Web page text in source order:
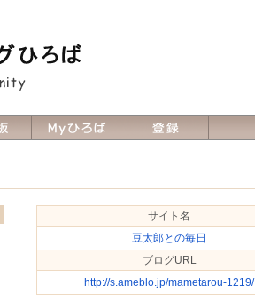
サイト名
豆太郎との毎日
ブログURL
http://s.ameblo.jp/mametarou-1219/